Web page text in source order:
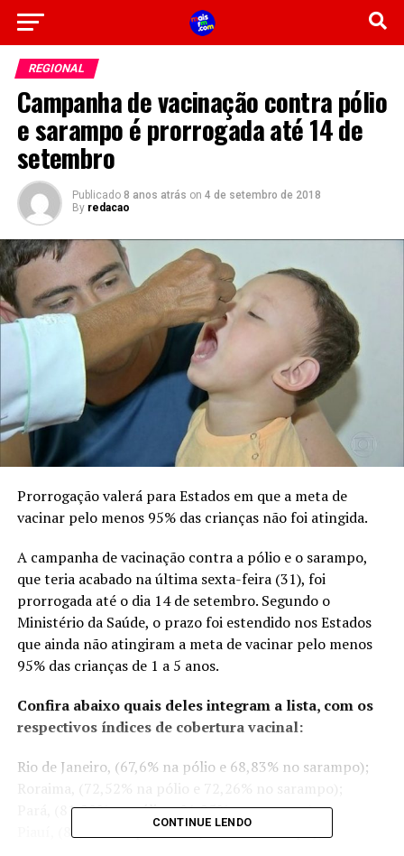
REGIONAL
Campanha de vacinação contra pólio
e sarampo é prorrogada até 14 de
setembro
Publicado 8 anos atrás on 4 de setembro de 2018
By redacao
Prorrogação valerá para Estados em que a meta de
vacinar pelo menos 95% das crianças não foi atingida.
A campanha de vacinação contra a pólio e o sarampo,
que teria acabado na última sexta-feira (31), foi
prorrogada até o dia 14 de setembro. Segundo o
Ministério da Saúde, o prazo foi estendido nos Estados
que ainda não atingiram a meta de vacinar pelo menos
95% das crianças de 1 a 5 anos.
Confira abaixo quais deles integram a lista, com os
respectivos índices de cobertura vacinal:
Rio de Janeiro, (67,6% na pólio e 68,83% no sarampo);
Pará, (81,28% na pólio e 81,25% no sarampo);
Piauí, (82,14% na pólio e 81,87% no sarampo);
CONTINUE LENDO